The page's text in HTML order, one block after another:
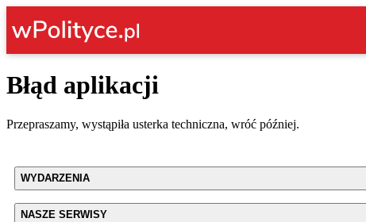
Błąd aplikacji
Przepraszamy, wystąpiła usterka techniczna, wróć później.
WYDARZENIA
NASZE SERWISY